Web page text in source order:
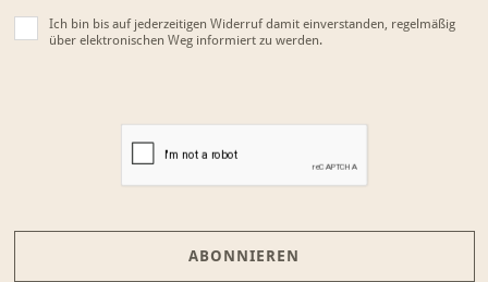
Ich bin bis auf jederzeitigen Widerruf damit einverstanden, regelmäßig
über elektronischen Weg informiert zu werden.
ABONNIEREN